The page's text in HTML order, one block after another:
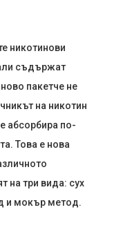
никотинови
съдържат
пакетче не
на никотин
абсорбира по-
Това е нова
на три вида: сух
и мокър метод.